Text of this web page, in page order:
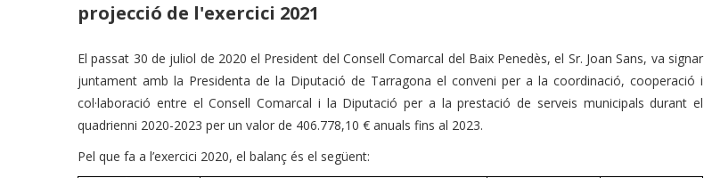
projecció de l'exercici 2021
El passat 30 de juliol de 2020 el President del Consell Comarcal del Baix Penedès, el Sr. Joan Sans, va signar
juntament amb la Presidenta de la Diputació de Tarragona el conveni per a la coordinació, cooperació i
col·laboració entre el Consell Comarcal i la Diputació per a la prestació de serveis municipals durant el
quadrienni 2020-2023 per un valor de 406.778,10 € anuals fins al 2023.
Pel que fa a l’exercici 2020, el balanç és el següent: